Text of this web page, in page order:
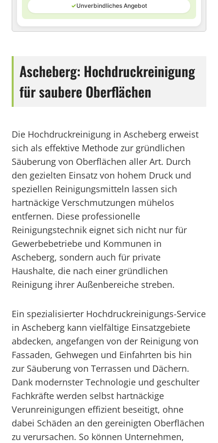
✓Unverbindliches Angebot
Ascheberg: Hochdruckreinigung
für saubere Oberflächen
Die Hochdruckreinigung in Ascheberg erweist
sich als effektive Methode zur gründlichen
Säuberung von Oberflächen aller Art. Durch
den gezielten Einsatz von hohem Druck und
speziellen Reinigungsmitteln lassen sich
hartnäckige Verschmutzungen mühelos
entfernen. Diese professionelle
Reinigungstechnik eignet sich nicht nur für
Gewerbebetriebe und Kommunen in
Ascheberg, sondern auch für private
Haushalte, die nach einer gründlichen
Reinigung ihrer Außenbereiche streben.
Ein spezialisierter Hochdruckreinigungs-Service
in Ascheberg kann vielfältige Einsatzgebiete
abdecken, angefangen von der Reinigung von
Fassaden, Gehwegen und Einfahrten bis hin
zur Säuberung von Terrassen und Dächern.
Dank modernster Technologie und geschulter
Fachkräfte werden selbst hartnäckige
Verunreinigungen effizient beseitigt, ohne
dabei Schäden an den gereinigten Oberflächen
zu verursachen. So können Unternehmen,